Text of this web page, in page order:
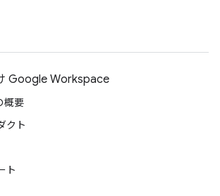
Google Workspace
概要
クト
ト